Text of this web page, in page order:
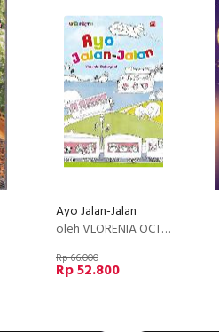
Ayo Jalan-Jalan
oleh VLORENIA OCTAVYANI
Rp 66.000
Rp 52.800